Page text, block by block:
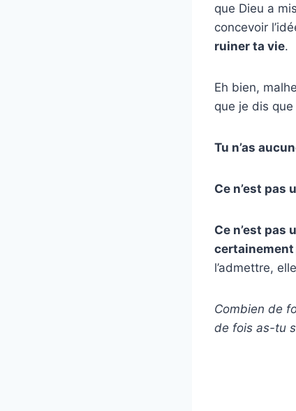
que Dieu a
concevoir
ruiner ta vie.
Eh bien,
que je dis
Tu n’as
Ce n’est pas
Ce n’est pas
certainement
l’admettre,
Combien de
de fois as-tu